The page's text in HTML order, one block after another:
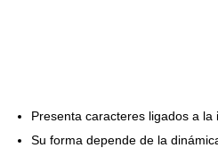
Presenta caracteres ligados a
Su forma depende de la